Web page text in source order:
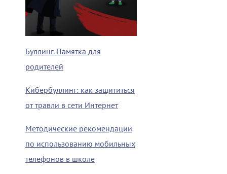
Буллинг. Памятка для
родителей
Кибербуллинг: как защититься
от травли в сети Интернет
Методические рекомендации
по использованию мобильных
телефонов в школе